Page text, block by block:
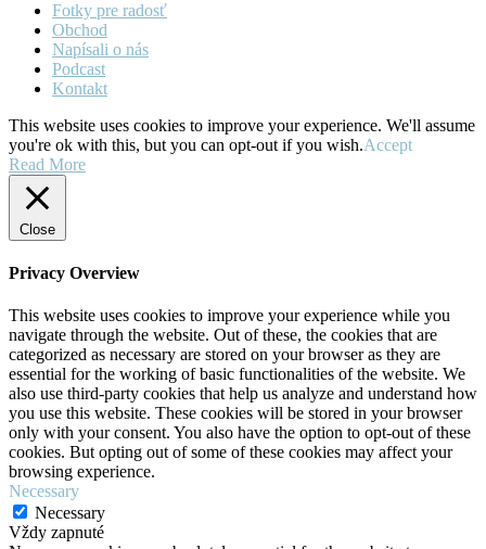
Fotky pre radosť
Obchod
Napísali o nás
Podcast
Kontakt
This website uses cookies to improve your experience. We'll assume
you're ok with this, but you can opt-out if you wish.Accept
Read More
Close
Privacy Overview
This website uses cookies to improve your experience while you
navigate through the website. Out of these, the cookies that are
categorized as necessary are stored on your browser as they are
essential for the working of basic functionalities of the website. We
also use third-party cookies that help us analyze and understand how
you use this website. These cookies will be stored in your browser
only with your consent. You also have the option to opt-out of these
cookies. But opting out of some of these cookies may affect your
browsing experience.
Necessary
Necessary
Vždy zapnuté